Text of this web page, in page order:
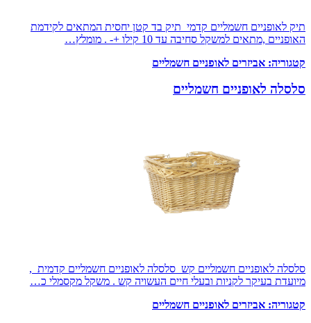
תיק לאופניים חשמליים קדמי תיק בד קטן יחסית המתאים לקידמת
האופניים ,מתאים למשקל סחיבה עד 10 קילו +- . מומלץ…
קטגוריה: אביזרים לאופניים חשמליים
סלסלה לאופניים חשמליים
סלסלה לאופניים חשמליים קש סלסלה לאופניים חשמליים קדמית ,
מיועדת בעיקר לקניות ובעלי חיים העשויה קש . משקל מקסמלי כ…
קטגוריה: אביזרים לאופניים חשמליים